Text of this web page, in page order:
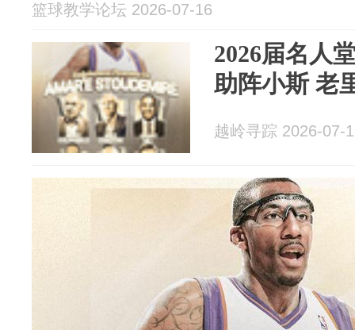
篮球教学论坛 2026-07-16
2026届名人
助阵小斯 老
越岭寻踪 2026-07-